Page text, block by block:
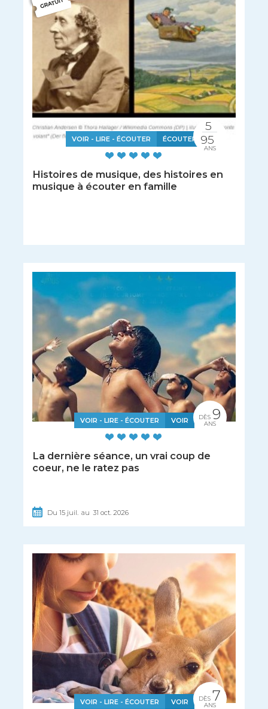
VOIR - LIRE - ÉCOUTER ÉCOUTER
Histoires de musique, des histoires en
musique à écouter en famille
5
95
ANS
VOIR - LIRE - ÉCOUTER VOIR
La dernière séance, un vrai coup de
coeur, ne le ratez pas
Du15 juil. au 31oct. 2026
DÈS 9
ANS
VOIR - LIRE - ÉCOUTER VOIR DÈS 7
ANS